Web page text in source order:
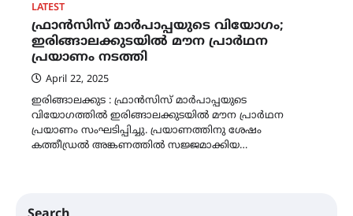
LATEST
ഫ്രാന്‍സിസ് മാര്‍പാപ്പയുടെ വിയോഗം;
ഇരിങ്ങാലക്കുടയില്‍ മൗന പ്രാര്‍ഥന
പ്രയാണം നടത്തി
April 22, 2025
ഇരിങ്ങാലക്കുട : ഫ്രാന്‍സിസ് മാര്‍പാപ്പയുടെ
വിയോഗത്തില്‍ ഇരിങ്ങാലക്കുടയില്‍ മൗന പ്രാര്‍ഥന
പ്രയാണം സംഘടിപ്പിച്ചു. പ്രയാണത്തിനു ശേഷം
കത്തീഡ്രല്‍ അങ്കണത്തില്‍ സജ്ജമാക്കിയ…